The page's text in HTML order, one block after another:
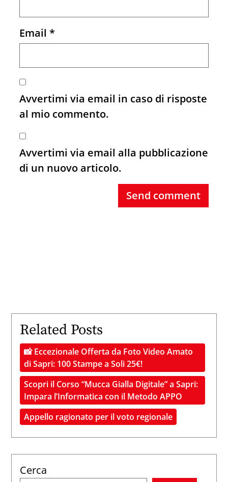
Email*
Avvertimi via email in caso di risposte
al mio commento.
Avvertimi via email alla pubblicazione
di un nuovo articolo.
Send comment
Related Posts
📸 Eccezionale Offerta da Foto Video Amato
di Sapri: 100 Stampe a Soli 25€!
Scopri il Corso “Mucca Gialla Digitale” a Sapri:
Impara l’Informatica con il Metodo APPO
Appello ragionato per il voto regionale
Cerca